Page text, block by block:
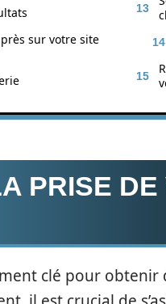
sur votre site
PRISE
clé pour obtenir